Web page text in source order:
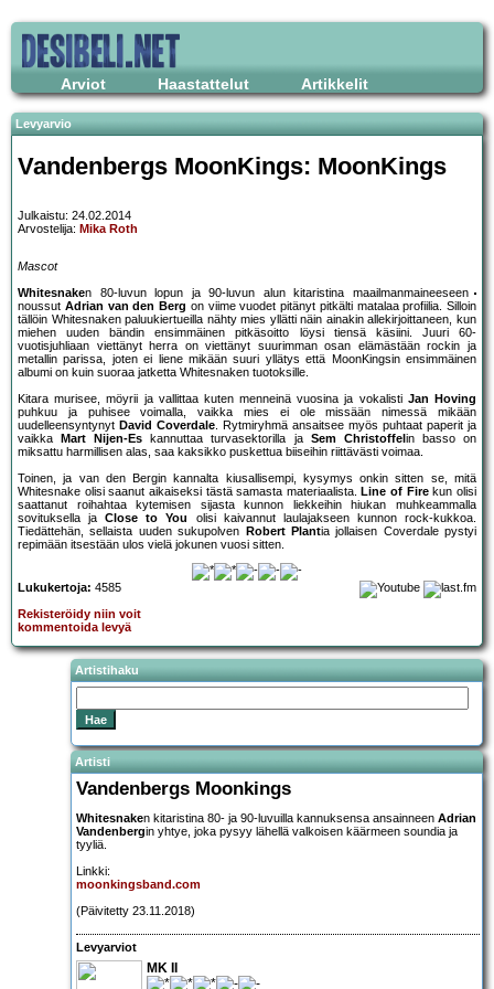
Arviot Haastattelut Artikkelit
Levyarvio
Vandenbergs MoonKings: MoonKings
Julkaistu: 24.02.2014
Arvostelija: Mika Roth
Mascot
Whitesnaken 80-luvun lopun ja 90-luvun alun kitaristina maailmanmaineeseen
noussut Adrian van den Berg on viime vuodet pitänyt pitkälti matalaa profiilia. Silloin
tällöin Whitesnaken paluukiertueilla nähty mies yllätti näin ainakin allekirjoittaneen, kun
miehen uuden bändin ensimmäinen pitkäsoitto löysi tiensä käsiini. Juuri 60-
vuotisjuhliaan viettänyt herra on viettänyt suurimman osan elämästään rockin ja
metallin parissa, joten ei liene mikään suuri yllätys että MoonKingsin ensimmäinen
albumi on kuin suoraa jatketta Whitesnaken tuotoksille.
Kitara murisee, möyrii ja vallittaa kuten menneinä vuosina ja vokalisti Jan Hoving
puhkuu ja puhisee voimalla, vaikka mies ei ole missään nimessä mikään
uudelleensyntynyt David Coverdale. Rytmiryhmä ansaitsee myös puhtaat paperit ja
vaikka
Mart Nijen-Es kannuttaa turvasektorilla ja Sem Christoffel in basso on
miksattu harmillisen alas, saa kaksikko puskettua biiseihin riittävästi voimaa.
Toinen, ja van den Bergin kannalta kiusallisempi, kysymys onkin sitten se, mitä
Whitesnake olisi saanut aikaiseksi tästä samasta materiaalista. Line of Firekun olisi
saattanut roihahtaa kytemisen sijasta kunnon liekkeihin hiukan muhkeammalla
sovituksella jaClose to You
olisi kaivannut laulajakseen kunnon rock-kukkoa.
Tiedättehän, sellaista uuden sukupolven
Robert Plantia jollaisen Coverdale pystyi
repimään itsestään ulos vielä jokunen vuosi sitten.
Lukukertoja: 4585
Rekisteröidy niin voit
kommentoida levyä
Artistihaku
Artisti
Vandenbergs Moonkings
Whitesnaken kitaristina 80- ja 90-luvuilla kannuksensa ansainneen Adrian
Vandenbergin yhtye, joka pysyy lähellä valkoisen käärmeen soundia ja
tyyliä.
Linkki:
moonkingsband.com
(Päivitetty 23.11.2018)
Levyarviot
MK II